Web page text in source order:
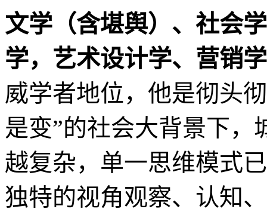
因为他的热情，就有
社会责任，企业责任，
社会要造福人民，企业
询、策划要合适，而这
关。
戴欣明的勤奋好学在